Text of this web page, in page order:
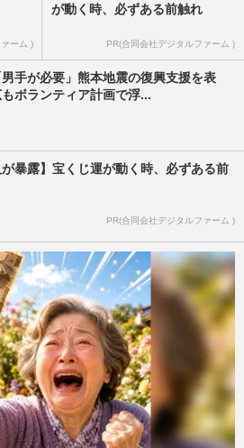
ーム )
が動く時、必ずある前触れ
PR(合同会社デジタルファーム )
手が必要」熊本地震の復興支援を表
ボランティア計画で浮...
が暴露】宝くじ運が動く時、必ずある前
PR(合同会社デジタルファーム )